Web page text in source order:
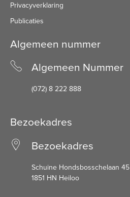
Privacyverklaring
Publicaties
Algemeen nummer
Algemeen Nummer
(072) 8 222 888
Bezoekadres
Bezoekadres
Schuine Hondsbosschelaan 45
1851 HN Heiloo